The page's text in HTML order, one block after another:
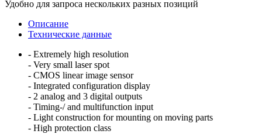
Удобно для запроса нескольких разных позиций
Описание
Технические данные
- Extremely high resolution
- Very small laser spot
- CMOS linear image sensor
- Integrated configuration display
- 2 analog and 3 digital outputs
- Timing-/ and multifunction input
- Light construction for mounting on moving parts
- High protection class